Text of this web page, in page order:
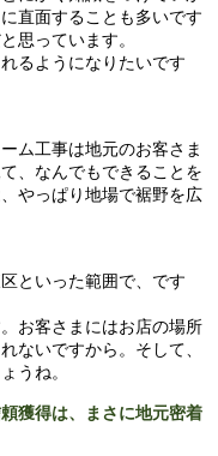
直面することも多いです
思っています。
るようになりたいです
ム工事は地元のお客さま
、なんでもできることを
やっぱり地場で裾野を広
といった範囲で、です
お客さまにはお店の場所
ないですから。そして、
うね。
獲得は、まさに地元密着